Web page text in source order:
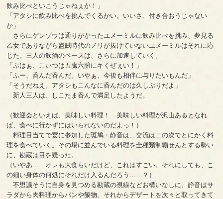
飲み比べといこうじゃねぇか！」
「アタシに飲み比べを挑んでくるかい。いいさ、付き合おうじゃない
か」
さらにゲンゾウは通りがかったユメーミルに飲み比べを挑み、夢見る
乙女でありながら盗賊時代のノリが抜けていないユメーミルはそれに応
じた。三人の飲酒のペースは、さらに加速していく。
「ぷはぁ、こいつは五臓六腑にキくぜぇい！」
「ふー、呑んだ呑んだ。いやぁ、今後も相伴に与りたいもんだ」
「そうだねえ。アタシもこんなに呑んだのは久しぶりだよ」
新人三人は、しこたま呑んで満足したようだ。
（歓迎会といえば、美味しい料理！ 美味しい料理が沢山あるとなれ
ば、食べに行かずにはいられないのだよっ！）
料理目当てで宴に参加した斑鳩・静音は、交流は二の次でとにかく料
理を食べていく。その場に並んでいる料理を全種類制覇せんとする勢い
に、勘蔵は目を疑った。
（いやあ……オレも大食らいだけど、これはすごい。それにしても、こ
の細い身体の何処にそれだけ入るんだろう……？）
不思議そうに自身を見つめる勘蔵の視線などお構いなしに、静音はサ
ラダから肉料理からパンや飯物、それからデザートを次々と取ってきて